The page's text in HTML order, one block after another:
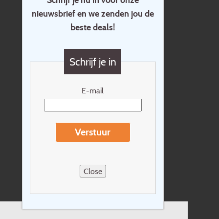
nieuwsbrief en we zenden jou de
beste deals!
Schrijf je in
E-mail
Verstuur
Close
Home
Contact
Vragen?
Cadeaubon
Nieuwsbrief
Reisvoorwaarden
Sitemap